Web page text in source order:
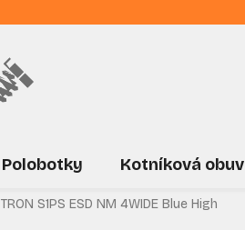
Polobotky Kotníková obuv
TRON S1PS ESD NM 4WIDE Blue High